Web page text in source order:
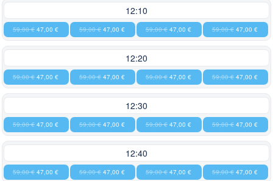
12:10
59,00 € 47,00 € 59,00 € 47,00 € 59,00 € 47,00 € 59,00 € 47,00 €
12:20
59,00 € 47,00 € 59,00 € 47,00 € 59,00 € 47,00 € 59,00 € 47,00 €
12:30
59,00 € 47,00 € 59,00 € 47,00 € 59,00 € 47,00 € 59,00 € 47,00 €
12:40
59,00 € 47,00 € 59,00 € 47,00 € 59,00 € 47,00 € 59,00 € 47,00 €